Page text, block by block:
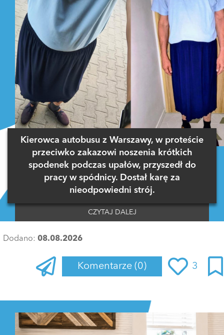
Kierowca autobusu z Warszawy, w proteście
przeciwko zakazowi noszenia krótkich
spodenek podczas upałów, przyszedł do
pracy w spódnicy. Dostał karę za
nieodpowiedni strój.
CZYTAJ DALEJ
Dodano: 08.08.2026
Komentarze (0) 3